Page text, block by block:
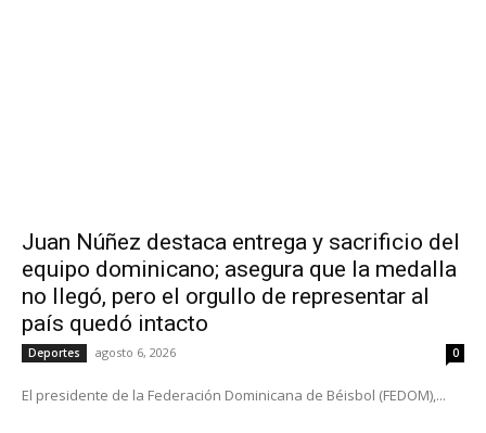
Juan Núñez destaca entrega y sacrificio del
equipo dominicano; asegura que la medalla
no llegó, pero el orgullo de representar al
país quedó intacto
Deportes agosto 6, 2026 0
El presidente de la Federación Dominicana de Béisbol (FEDOM),...